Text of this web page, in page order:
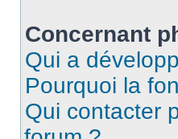
Concernant
Qui a
Pourquoi la
Qui contacter